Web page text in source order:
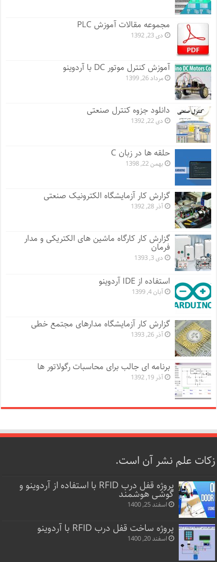
مجموعه مقالات آموزش PLC
دی 23, 1392
آموزش کنترل موتور DC با آردوینو
مرداد 26, 1399
دانلود جزوه کنترل صنعتی
دی 22, 1392
حلقه ها در زبان C
بهمن 22, 1398
گزارش کار آزمایشگاه الکترونیک صنعتی
آذر 28, 1392
گزارش کار کارگاه ماشین های الکتریکی و مدار
فرمان
دی 3, 1393
استفاده از IDE آردوینو
آبان 4, 1399
گزارش کار آزمایشگاه مدارهای مجتمع خطی
آذر 26, 1393
برنامه ای جالب برای محاسبات رگولاتور ها
آذر 19, 1392
زکات علم نشر آن است.
پروژه قفل‌ درب RFID با استفاده از آردوینو و
گوشی هوشمند
اسفند 25, 1400
پروژه ساخت قفل‌ درب RFID با آردوینو
اسفند 20, 1400